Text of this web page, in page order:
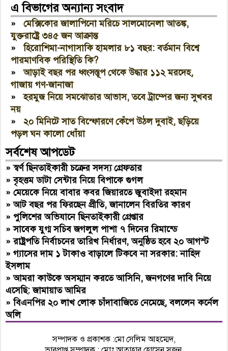
এ বিভাগের অন্যান্য সংবাদ
»মেক্সিকোর জালাপিনো মরিচে সালমোনেলা আতঙ্ক,
যুক্তরাষ্ট্রে ৩৪৫ জন আক্রান্ত
»হিরোশিমা-নাগাসাকি হামলার ৮১ বছর: বর্তমান বিশ্বে
পারমাণবিক পরিস্থিতি কি?
»আড়াই বছর পর ধ্বংসস্তূপ থেকে উদ্ধার ১১২ মরদেহ,
গাজায় গণ-জানাজা
»হরমুজ নিয়ে সমঝোতার আভাস, তবে ট্রাম্পের জন্য সুখবর
নয়
»২০ মিনিটে সাত বিস্ফোরণে কেঁপে উঠল দুবাই, ছড়িয়ে
পড়ল ঘন কালো ধোঁয়া
সর্বশেষ আপডেট
»স্বর্ণ ছিনতাইকারী চক্রের সদস্য গ্রেফতার
»বৃহত্তম ডাটা সেন্টার নিয়ে বিপাকে গুগল
»মেয়েকে নিয়ে বাবার কবর জিয়ারতে জুবাইদা রহমান
»আট বছর পর ফিরছেন প্রীতি, জানালেন বিরতির কারণ
»পুলিশের অভিযানে ছিনতাইকারী গ্রেপ্তার
»সাবেক যুগ্ম সচিব জগলুল পাশা ৭ দিনের রিমান্ডে
»রাষ্ট্রপতি নির্বাচনের তারিখ নির্ধারণ, অনুষ্ঠিত হবে ২০ আগস্ট
»গ্যাসের দাম ১ টাকাও বাড়ালে টিকবে না সরকার: নাহিদ
ইসলাম
»আমরা কাউকে অসম্মান করতে আসিনি, জনগণের দাবি নিয়ে
এসেছি: জামায়াত আমির
»বিএনপির ২০ লাখ লোক চাঁদাবাজিতে নেমেছে, বললেন কর্নেল
অলি
সম্পাদক ও প্রকাশক :মো সেলিম আহম্মেদ,